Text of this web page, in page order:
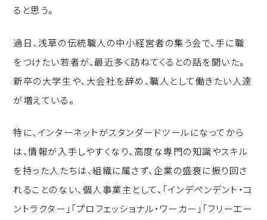
ると思う。
過日、浅草の伝統職人の中小経営者の集う会で、手に職
をつけたい若者が、最近多く訪ねてくるとの話を聞いた。
新卒の大学生や、大会社を辞め、職人として働きたい人達
が増えている。
特に、インターネットがスタンダードツールになってから
は、情報が入手しやすくなり、高度な専門の知識やスキル
を持った人たちは、組織に属さず、企業の盛衰に振り回さ
れることのない、個人事業主として、「インデペンデント・コ
ントラクター」「プロフェッショナル・ワーカー」「フリーエー